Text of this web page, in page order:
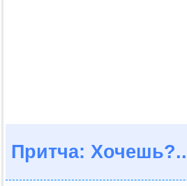
Притча: Хочешь?..